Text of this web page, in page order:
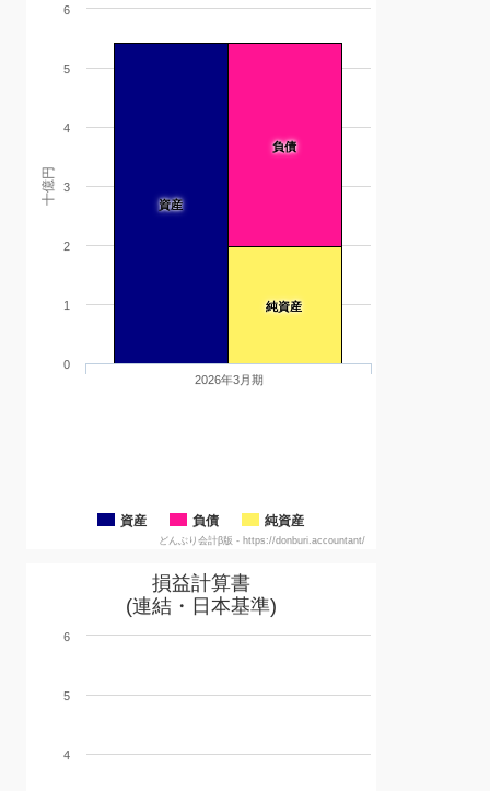
十億円 資産
負債
純資産
資産 負債 純資産
2026年3月期
0
1
2
3
4
5
6
どんぶり会計β版 - https://donburi.accountant/
損益計算書
(連結・日本基準)
4
5
6